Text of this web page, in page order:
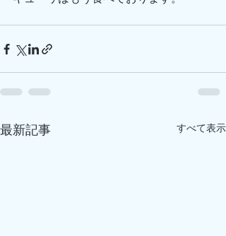
最新記事 すべて表示